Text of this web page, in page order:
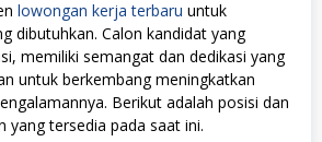
lowongan kerja terbaru untuk
dibutuhkan. Calon kandidat yang
memiliki semangat dan dedikasi yang
untuk berkembang meningkatkan
Berikut adalah posisi dan
yang tersedia pada saat ini.